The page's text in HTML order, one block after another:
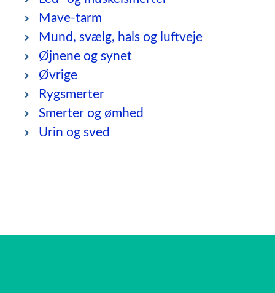
Mave-tarm
Mund, svælg, hals og luftveje
Øjnene og synet
Øvrige
Rygsmerter
Smerter og ømhed
Urin og sved